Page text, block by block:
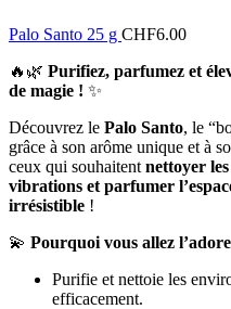
Palo Santo 25 g CHF6.00
🔥🌿 Purifiez, parfumez et
de magie ! ✨
Découvrez le Palo Santo, le
grâce à son arôme unique et à
ceux qui souhaitent nettoyer
vibrations et parfumer
irrésistible !
💫 Pourquoi vous allez
Purifie et nettoie les
efficacement.